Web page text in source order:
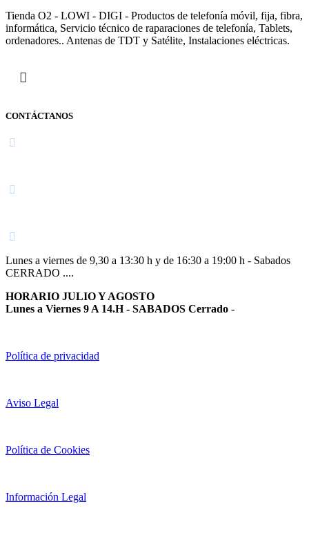
Tienda O2 - LOWI - DIGI - Productos de telefonía móvil, fija, fibra,
informática, Servicio técnico de raparaciones de telefonía, Tablets,
ordenadores.. Antenas de TDT y Satélite, Instalaciones eléctricas.
CONTÁCTANOS
Lunes a viernes de 9,30 a 13:30 h y de 16:30 a 19:00 h - Sabados
CERRADO ....
HORARIO JULIO Y AGOSTO
Lunes a Viernes 9 A 14.H - SABADOS Cerrado -
Política de privacidad
Aviso Legal
Política de Cookies
Información Legal